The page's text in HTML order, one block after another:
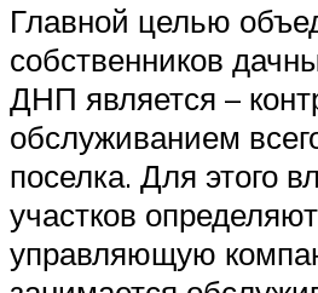
Главной целью
собственников
ДНП является –
обслуживанием
поселка. Для этого
участков определяют
управляющую